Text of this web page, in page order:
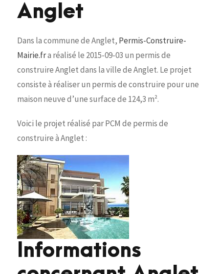
Anglet
Dans la commune de Anglet, Permis-Construire-
Mairie.fra réalisé le 2015-09-03 un permis de
construire Anglet dans la ville de Anglet. Le projet
consiste à réaliser un permis de construire pour une
maison neuve d’une surface de 124,3 m².
Voici le projet réalisé par PCM de permis de
construire à Anglet :
Informations